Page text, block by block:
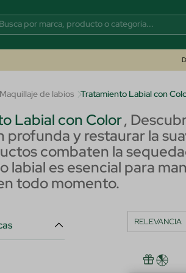
Maquillaje de labios Tratamiento Labial con
Labial con Color,
profunda y restaurar la
combaten la
labial es esencial para
todo momento.